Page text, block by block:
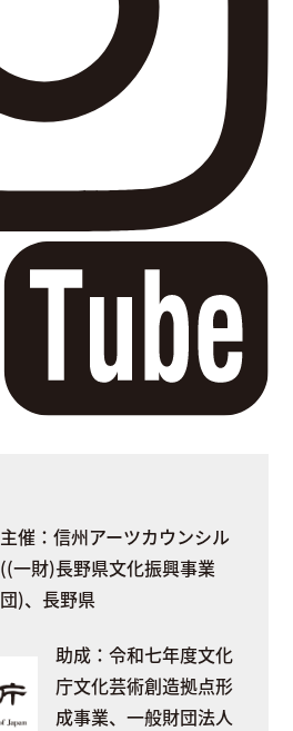
主催：信州アーツカウンシル
((一財)長野県文化振興事業
団)、長野県
助成：令和七年度文化
庁文化芸術創造拠点形
成事業、一般財団法人